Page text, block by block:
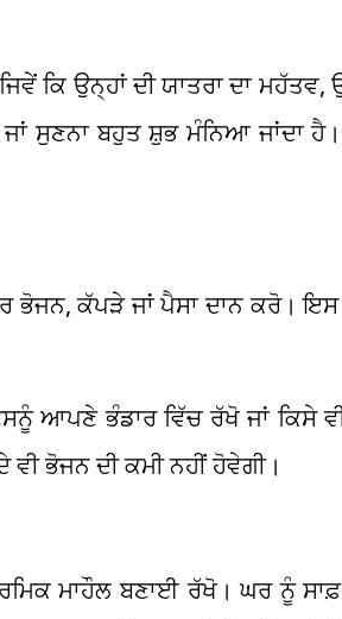
ਕਿ ਉਨ੍ਹਾਂ ਦੀ ਯਾਤਰਾ ਦਾ ਮਹੱਤਵ,
ਸੁਣਨਾ ਬਹੁਤ ਸ਼ੁਭ ਮੰਨਿਆ ਜਾਂਦਾ
ਭੋਜਨ, ਕੱਪੜੇ ਜਾਂ ਪੈਸਾ ਦਾਨ ਕਰੋ।
ਆਪਣੇ ਭੰਡਾਰ ਵਿੱਚ ਰੱਖੋ ਜਾਂ ਕਿਸੇ
ਭੋਜਨ ਦੀ ਕਮੀ ਨਹੀਂ ਹੋਵੇਗੀ।
ਮਾਹੌਲ ਬਣਾਈ ਰੱਖੋ। ਘਰ ਨੂੰ